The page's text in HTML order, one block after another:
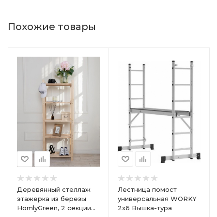
Похожие товары
Деревянный стеллаж
этажерка из березы
HomlyGreen, 2 секции
Лестница помост
универсальная WORKY
2х6 Вышка-тура